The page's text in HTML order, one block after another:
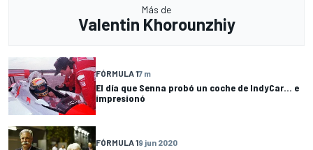
Más de
Valentin Khorounzhiy
FÓRMULA 17 m
El día que Senna probó un coche de IndyCar... e
impresionó
FÓRMULA 19 jun 2020